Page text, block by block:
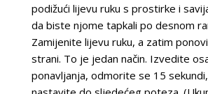
podižući lijevu ruku s prostirke i
da biste njome tapkali po desnom
Zamijenite lijevu ruku, a zatim
strani. To je jedan način. Izvedite
ponavljanja, odmorite se 15